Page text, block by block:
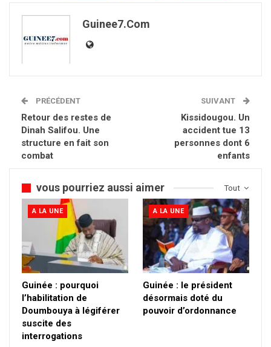
Guinee7.com
PRÉCÉDENT
Retour des restes de
Dinah Salifou. Une
structure en fait son
combat
SUIVANT
Kissidougou. Un
accident tue 13
personnes dont 6
enfants
Tout
vous pourriez aussi aimer
A LA UNE
Guinée : pourquoi
l’habilitation de
Doumbouya à légiférer
suscite des
interrogations
A LA UNE
Guinée : le président
désormais doté du
pouvoir d’ordonnance